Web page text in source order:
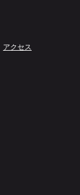
アクセス